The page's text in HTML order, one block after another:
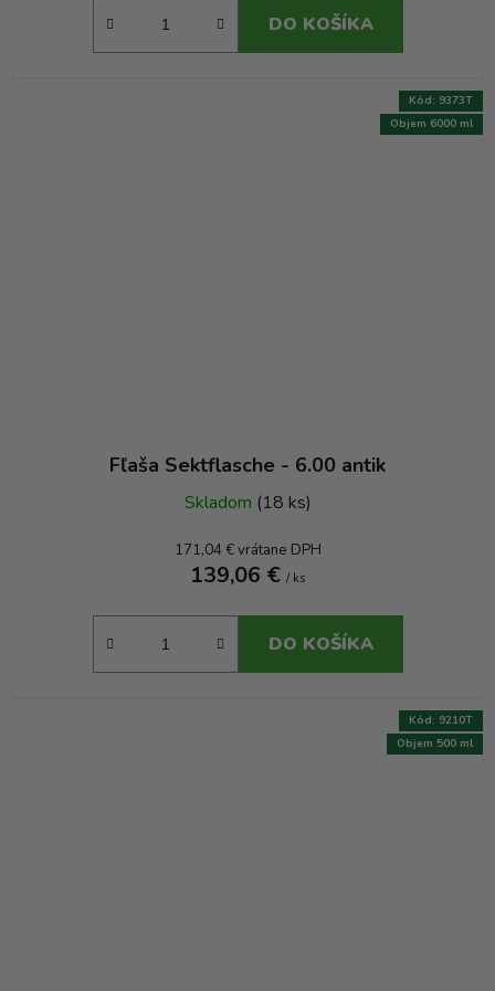
DO KOŠÍKA
Fľaša Sektflasche - 6.00 antik
Skladom (18 ks)
171,04 € vrátane DPH
139,06 € / ks
DO KOŠÍKA
Objem 6000 ml
Kód: 9373T
Objem 500 ml
Kód: 9210T